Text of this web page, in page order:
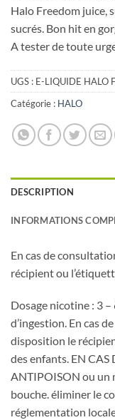
Halo Freedom juice,
sucrés. Bon hit en
A tester de toute
UGS : E-LIQUIDE HALO
Catégorie : HALO
DESCRIPTION
INFORMATIONS
En cas de
récipient ou
Dosage nicotine : 3
d’ingestion. En cas
disposition le
des enfants. EN CAS
ANTIPOISON ou un
bouche. éliminer le
réglementation